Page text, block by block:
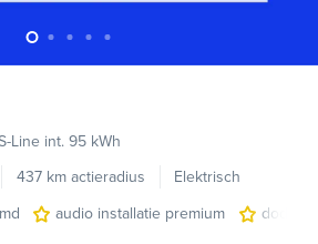
Line int. 95 kWh
437 km actieradius
Elektrisch
audio installatie premium